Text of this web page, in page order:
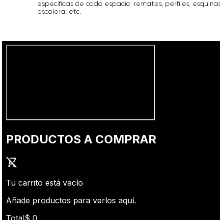
específicas de cada espacio: remates, perfiles,
escalera, etc.